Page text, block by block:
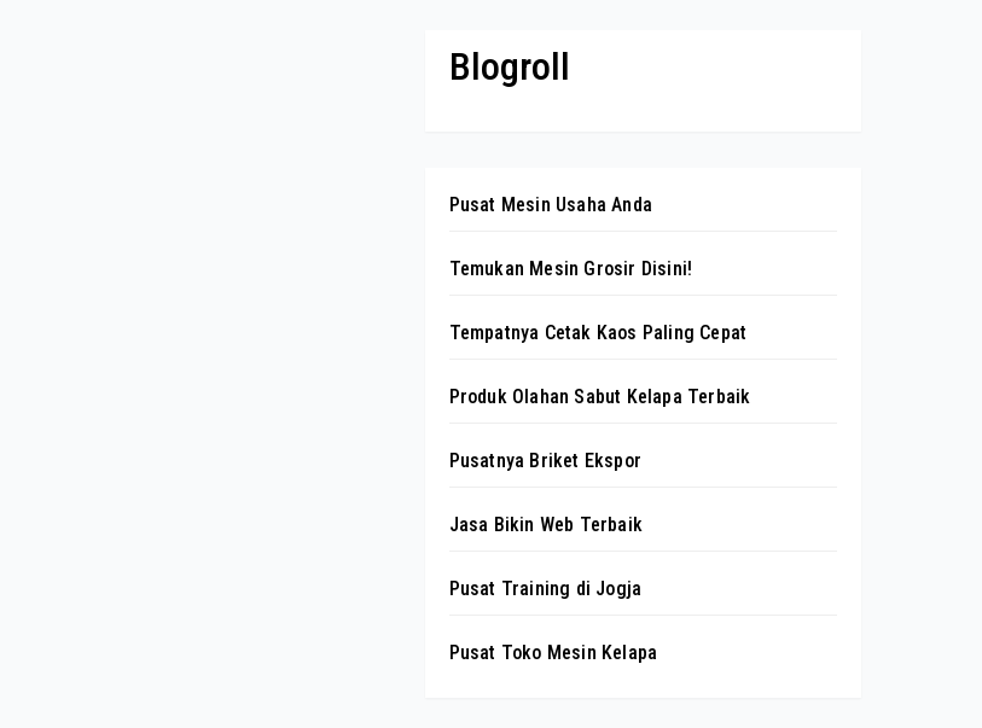
Blogroll
Pusat Mesin Usaha Anda
Temukan Mesin Grosir Disini!
Tempatnya Cetak Kaos Paling Cepat
Produk Olahan Sabut Kelapa Terbaik
Pusatnya Briket Ekspor
Jasa Bikin Web Terbaik
Pusat Training di Jogja
Pusat Toko Mesin Kelapa